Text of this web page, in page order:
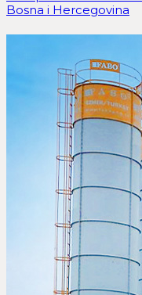
Bosna i Hercegovina